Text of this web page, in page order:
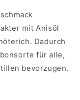
mit Anisöl
Dadurch
für alle,
bevorzugen.